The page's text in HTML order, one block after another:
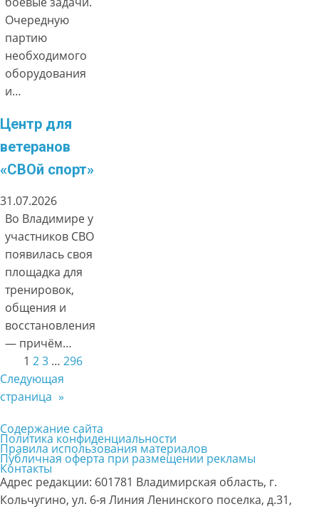
Очередную
партию
необходимого
оборудования
и…
Центр для
ветеранов
«СВОй спорт»
31.07.2026
Во Владимире у
участников СВО
появилась своя
площадка для
тренировок,
общения и
восстановления
— причём…
1 23 … 296
Следующая
страница »
Содержание сайта
Политика конфиденциальности
Правила использования материалов
Публичная оферта при размещении рекламы
Контакты
Адрес редакции: 601781 Владимирская область, г.
Кольчугино, ул. 6-я Линия Ленинского поселка, д.31,